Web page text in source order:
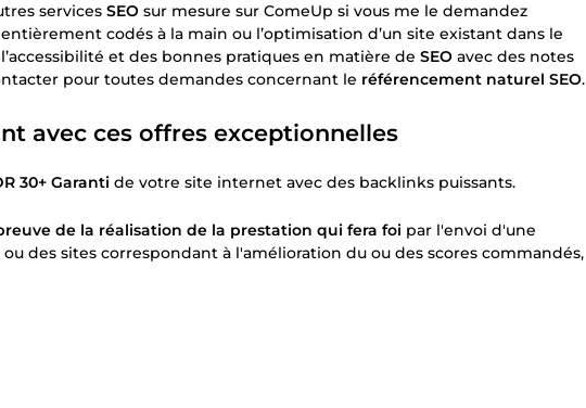
services SEO sur mesure sur ComeUp si vous me le demandez
codés à la main ou l’optimisation d’un site existant dans le
et des bonnes pratiques en matière de SEO avec des notes
pour toutes demandes concernant le référencement naturel SEO.
avec ces offres exceptionnelles
30+ Garanti de votre site internet avec des backlinks puissants.
de la réalisation de la prestation qui fera foi par l'envoi d'une
des sites correspondant à l'amélioration du ou des scores commandés,